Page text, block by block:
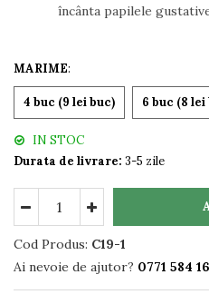
încânta papilele
MARIME:
4 buc (9 lei buc) 6 buc (8 lei
IN STOC
Durata de livrare: 3-5 zile
Cod Produs: C19-1
Ai nevoie de ajutor? 0771 584